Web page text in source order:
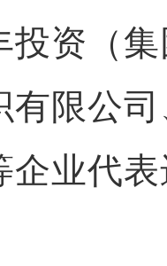
投资（
有限公
企业代